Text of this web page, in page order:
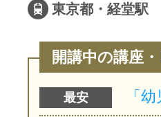
東京都・経堂駅
開講中の講座
最安